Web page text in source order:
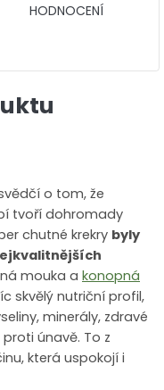
HODNOCENÍ
o tom, že
tvoří dohromady
chutné krekry byly
mouka a konopná
skvělý nutriční profil,
minerály, zdravé
únavě. To z
která uspokojí i